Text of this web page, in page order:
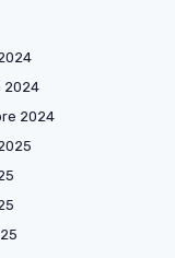
2024
2024